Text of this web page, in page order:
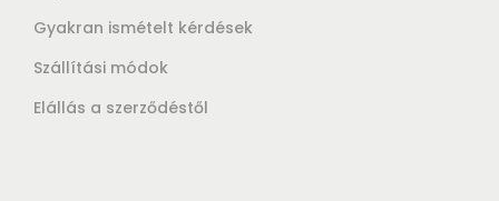
Gyakran ismételt kérdések
Szállítási módok
Elállás a szerződéstől